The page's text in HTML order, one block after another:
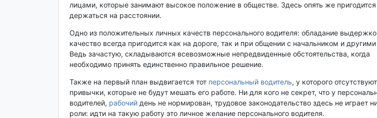
лицами, которые занимают высокое положение в обществе. Здесь опять же
держаться на расстоянии.
Одно из положительных личных качеств персонального водителя: обладание
качество всегда пригодится как на дороге, так и при общении с начальником и
Ведь зачастую, складываются всевозможные непредвиденные обстоятельства, когда
необходимо принять единственно правильное решение.
Также на первый план выдвигается тот персональный водитель, у которого
привычки, которые не будут мешать его работе. Ни для кого не секрет, что у
водителей, рабочий день не нормирован, трудовое законодательство здесь не играет
роли: идти на такую работу это личное желание персонального водителя.